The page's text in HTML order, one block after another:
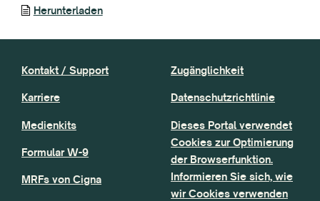
Herunterladen
Kontakt / Support
Karriere
Medienkits
Formular W-9
MRFs von Cigna
Zugänglichkeit
Datenschutzrichtlinie
Dieses Portal verwendet
Cookies zur Optimierung
der Browserfunktion.
Informieren Sie sich, wie
wir Cookies verwenden